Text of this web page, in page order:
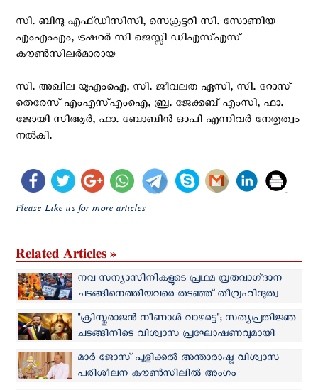
സി. ബിന്ദു എഫ്ഡിസിസി, സെക്രട്ടറി സി. സോണിയ
എംഎംഎം, ട്രഷറർ സി ജെസ്സി ഡിഎസ്എസ്
കൗൺസിലർമാരായ
സി. അഖില യുഎംഐ, സി. ജീവലത ഏസി, സി. റോസ്
തെരേസ് എംഎസ്എംഐ, ബ്ര. ജേക്കബ് എംസി, ഫാ.
ജോയി സിആർ, ഫാ. ബോബിൻ ഓപി എന്നിവർ നേതൃത്വം
നൽകി.
Please Like us for more articles
Related Articles »
നവ സന്യാസിനികളുടെ പ്രഥമ വ്രതവാഗ്‌ദാന
ചടങ്ങിനെത്തിയവരെ തടഞ്ഞ് തീവ്രഹിന്ദുത്വ
സംഘടനകള്‍
"ക്രിസ്തുരാജന്‍ നീണാള്‍ വാഴട്ടെ"; സത്യപ്രതിജ്ഞ
ചടങ്ങിനിടെ വിശ്വാസ പ്രഘോഷണവുമായി
കൊളംബിയയുടെ പ്രസിഡന്‍റ്
മാർ ജോസ് പുളിക്കൽ അന്താരാഷ്ട്ര വിശ്വാസ
പരിശീലന കൗൺസിലിൽ അംഗം